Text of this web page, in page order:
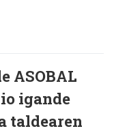
ASOBAL
igande
taldearen